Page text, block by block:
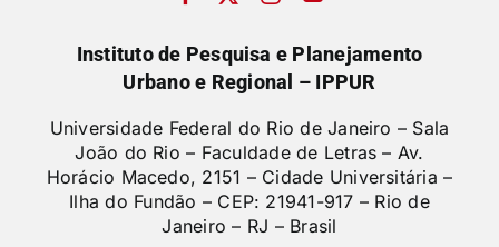
Instituto de Pesquisa e Planejamento
Urbano e Regional – IPPUR
Universidade Federal do Rio de Janeiro – Sala
João do Rio – Faculdade de Letras – Av.
Horácio Macedo, 2151 – Cidade Universitária –
Ilha do Fundão – CEP: 21941-917 – Rio de
Janeiro – RJ – Brasil